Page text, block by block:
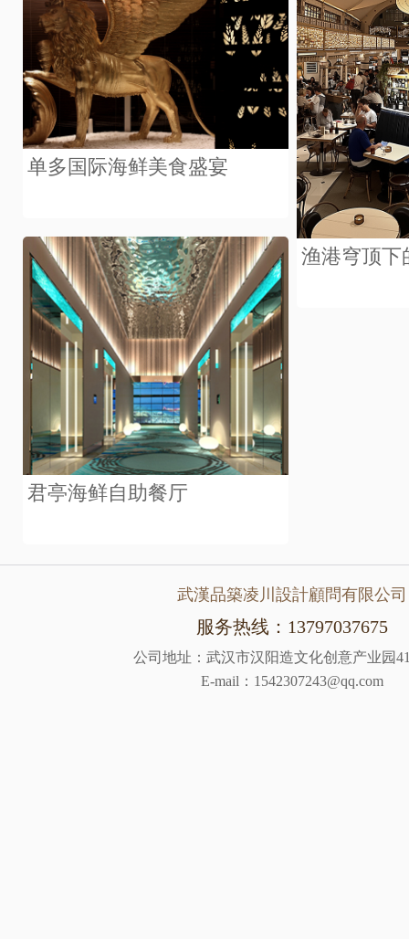
渔港穹顶下
单多国际海鲜美食盛宴
君亭海鲜自助餐厅
武漢品築凌川設計顧問有限公司
服务热线：13797037675
公司地址：武汉市汉阳造文化创意产业园
E-mail：1542307243@qq.com